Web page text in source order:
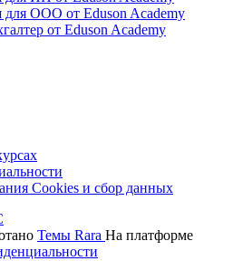
для ООО от Eduson Academy
от Eduson Academy
Cookies и сбор данных
Темы Rara На платформе